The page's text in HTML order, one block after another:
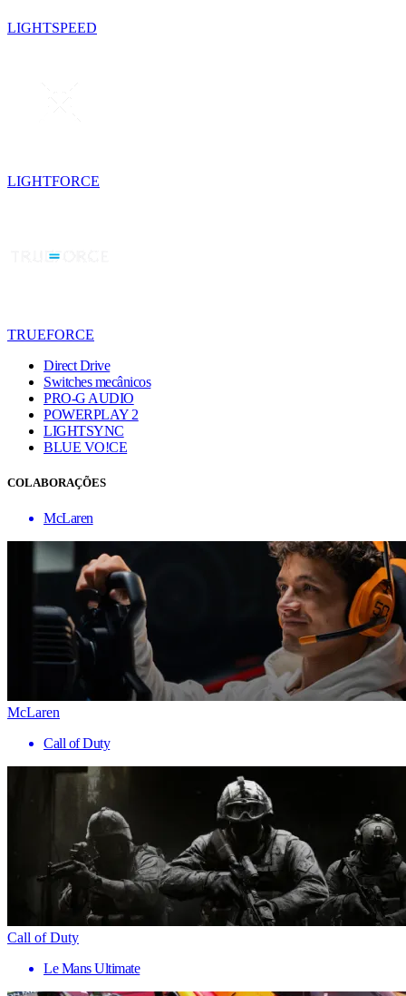
LIGHTSPEED
LIGHTFORCE
TRUEFORCE
Direct Drive
Switches mecânicos
PRO-G AUDIO
POWERPLAY 2
LIGHTSYNC
BLUE VO!CE
COLABORAÇÕES
McLaren
McLaren
Call of Duty
Call of Duty
Le Mans Ultimate